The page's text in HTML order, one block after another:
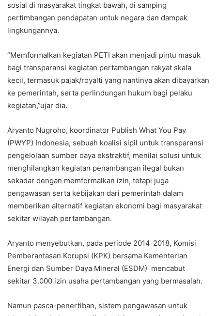
sosial di masyarakat tingkat bawah, di samping
pertimbangan pendapatan untuk negara dan dampak
lingkungannya.
“Memformalkan kegiatan PETI akan menjadi pintu masuk
bagi transparansi kegiatan pertambangan rakyat skala
kecil, termasuk pajak/royalti yang nantinya akan dibayarkan
ke pemerintah, serta perlindungan hukum bagi pelaku
kegiatan,”ujar dia.
Aryanto Nugroho, koordinator Publish What You Pay
(PWYP) Indonesia, sebuah koalisi sipil untuk transparansi
pengelolaan sumber daya ekstraktif, menilai solusi untuk
menghilangkan kegiatan penambangan ilegal bukan
sekadar dengan memformalkan izin, tetapi juga
pengawasan serta kebijakan dari pemerintah dalam
memberikan alternatif kegiatan ekonomi bagi masyarakat
sekitar wilayah pertambangan.
Aryanto menyebutkan, pada periode 2014-2018, Komisi
Pemberantasan Korupsi (KPK) bersama Kementerian
Energi dan Sumber Daya Mineral (ESDM) mencabut
sekitar 3.000 izin usaha pertambangan yang bermasalah.
Namun pasca-penertiban, sistem pengawasan untuk